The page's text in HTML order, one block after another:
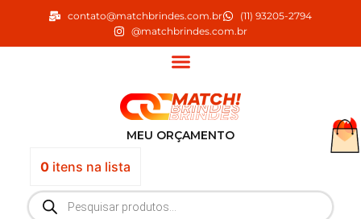
o
contato@matchbrindes.com.br
(11) 93205-2794
@matchbrindes.com.br
MEU ORÇAMENTO
0itens na lista
Pesquisar
produtos